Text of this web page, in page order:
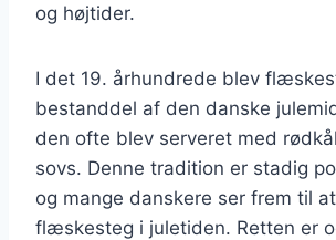
og højtider.
I det 19. århundrede blev
bestanddel af den danske
den ofte blev serveret med
sovs. Denne tradition er stadig
og mange danskere ser frem til
flæskesteg i juletiden. Retten er